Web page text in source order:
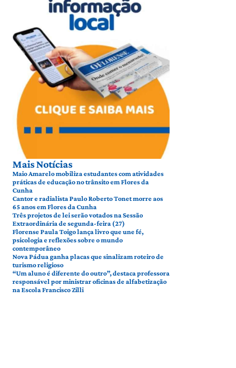
Mais Notícias
Maio Amarelo mobiliza estudantes com atividades
práticas de educação no trânsito em Flores da
Cunha
Cantor e radialista Paulo Roberto Tonet morre aos
65 anos em Flores da Cunha
Três projetos de lei serão votados na Sessão
Extraordinária de segunda-feira (27)
Florense Paula Toigo lança livro que une fé,
psicologia e reflexões sobre o mundo
contemporâneo
Nova Pádua ganha placas que sinalizam roteiro de
turismo religioso
“Um aluno é diferente do outro”, destaca professora
responsável por ministrar oficinas de alfabetização
na Escola Francisco Zilli